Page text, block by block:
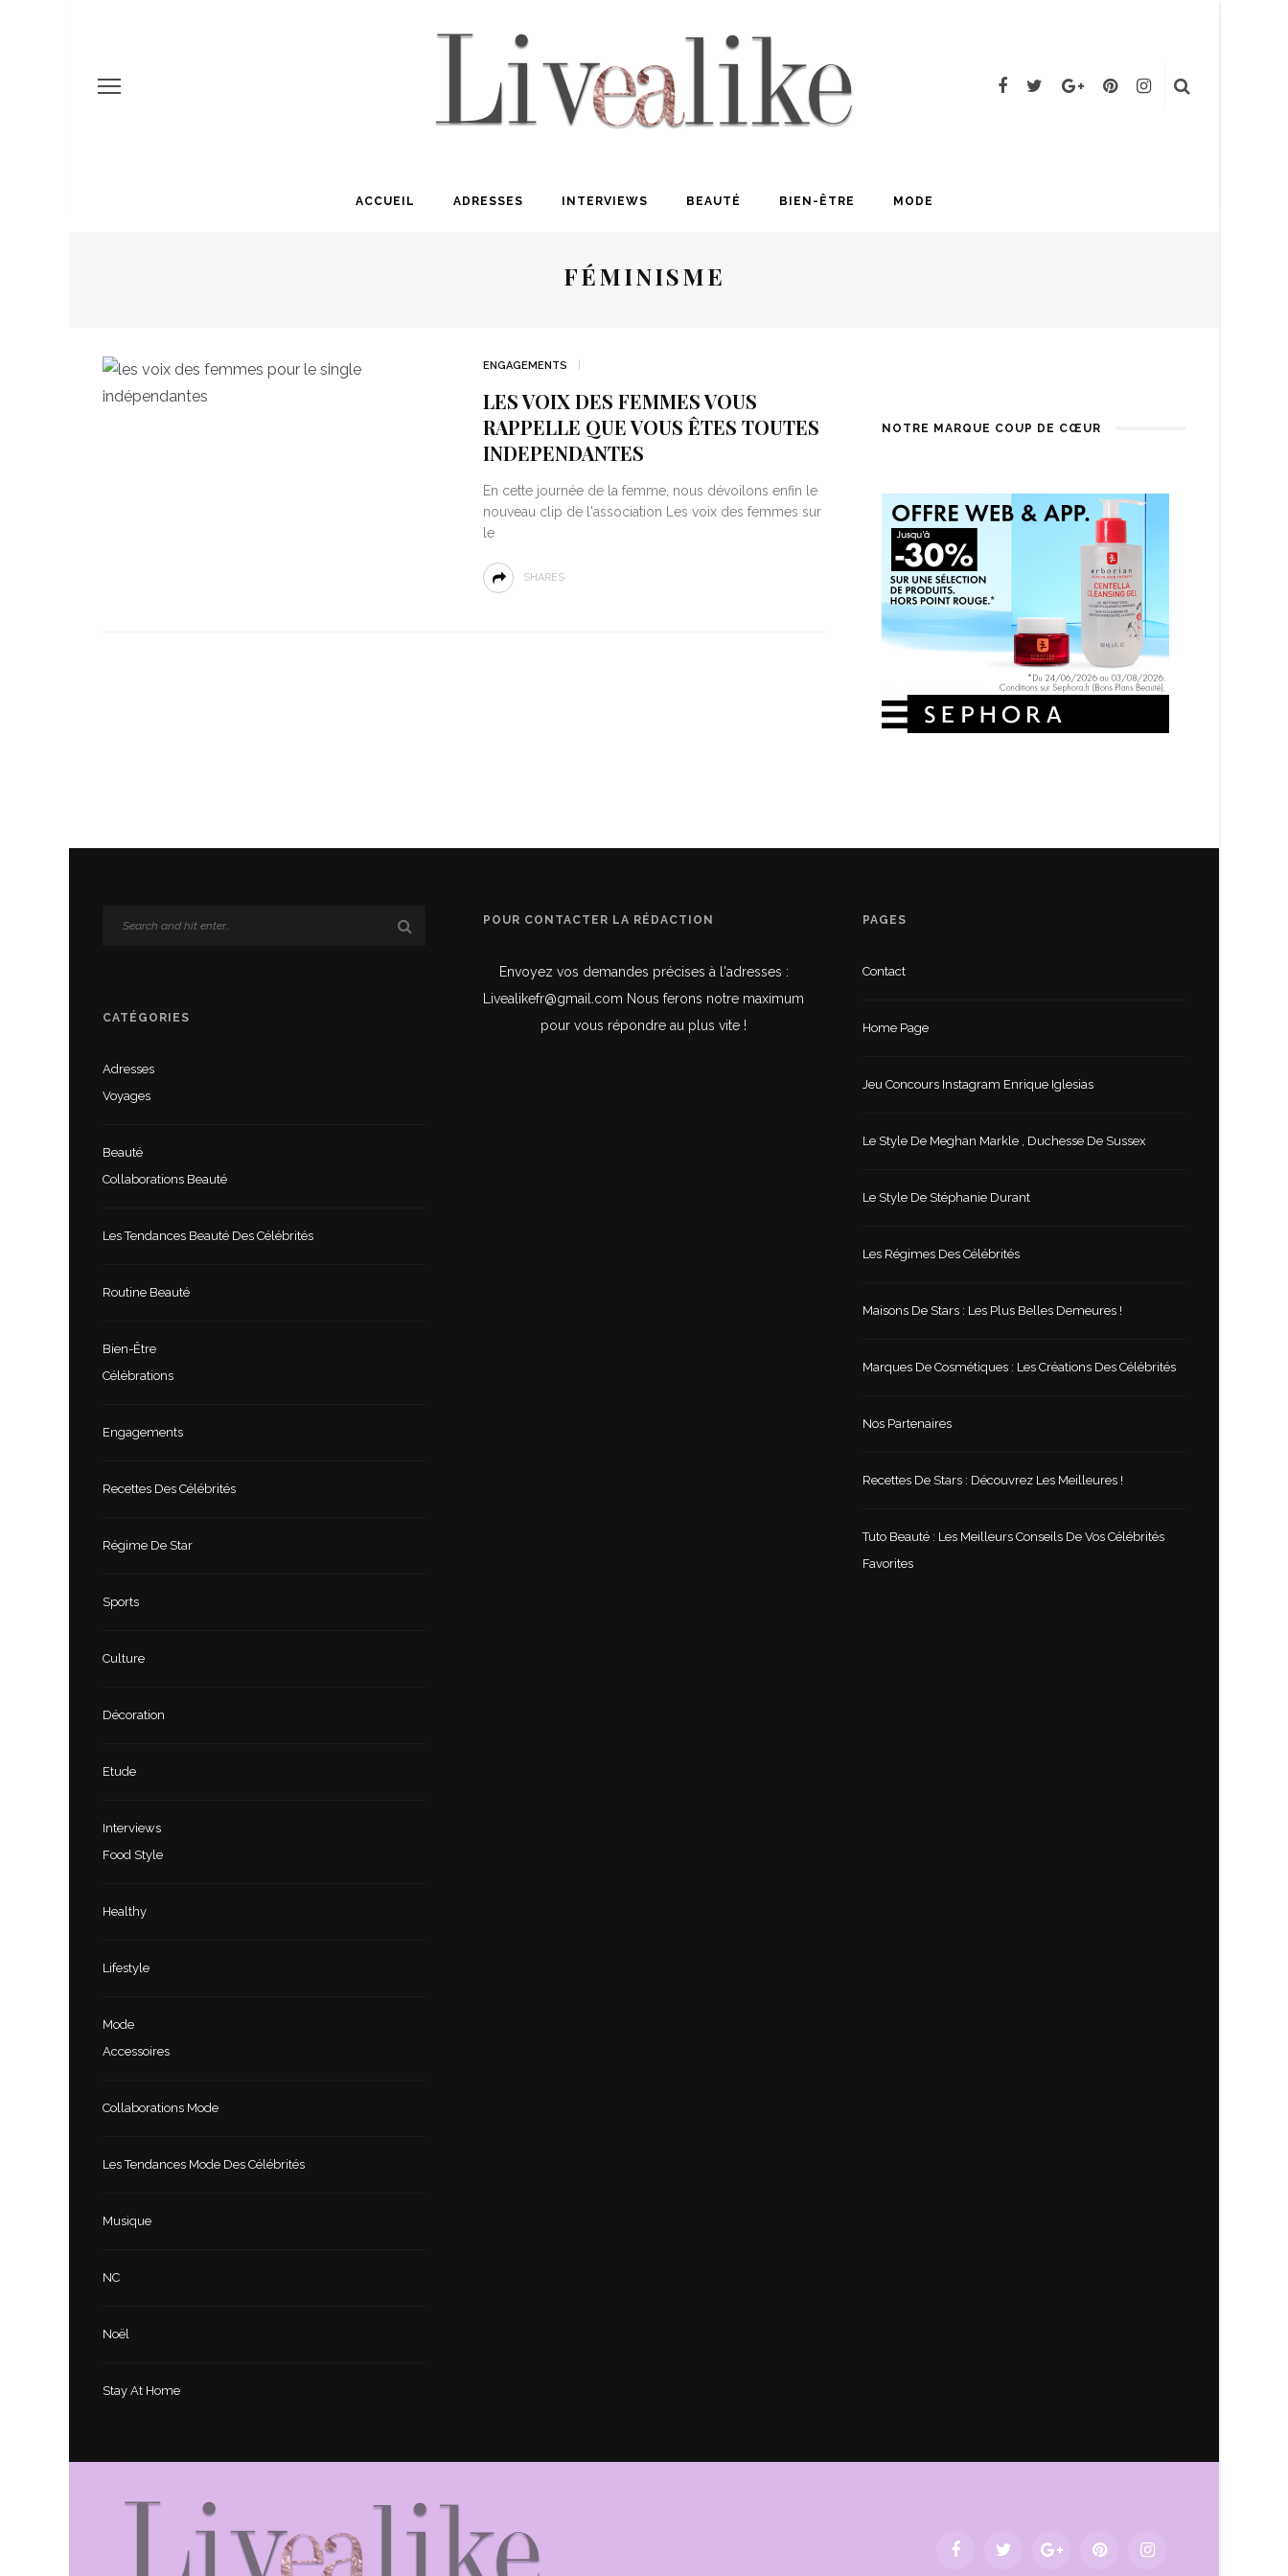
ACCUEIL ADRESSES INTERVIEWS BEAUTÉ BIEN-ÊTRE MODE
FÉMINISME
ENGAGEMENTS
LES VOIX DES FEMMES VOUS
RAPPELLE QUE VOUS ÊTES TOUTES
INDEPENDANTES
En cette journée de la femme, nous dévoilons enfin le
nouveau clip de l'association Les voix des femmes sur
le
SHARES
NOTRE MARQUE COUP DE CŒUR
CATÉGORIES
Adresses
Voyages
Beauté
Collaborations Beauté
Les Tendances Beauté Des Célébrités
Routine Beauté
Bien-Être
Célébrations
Engagements
Recettes Des Célébrités
Régime De Star
Sports
Culture
Décoration
Etude
Interviews
Food Style
Healthy
Lifestyle
Mode
Accessoires
Collaborations Mode
Les Tendances Mode Des Célébrités
Musique
NC
Noël
Stay At Home
POUR CONTACTER LA RÉDACTION
Envoyez vos demandes précises à l'adresses :
Livealikefr@gmail.com Nous ferons notre maximum
pour vous répondre au plus vite !
PAGES
Contact
Home Page
Jeu Concours Instagram Enrique Iglesias
Le Style De Meghan Markle , Duchesse De Sussex
Le Style De Stéphanie Durant
Les Régimes Des Célébrités
Maisons De Stars : Les Plus Belles Demeures !
Marques De Cosmétiques : Les Créations Des Célébrités
Nos Partenaires
Recettes De Stars : Découvrez Les Meilleures !
Tuto Beauté : Les Meilleurs Conseils De Vos Célébrités
Favorites